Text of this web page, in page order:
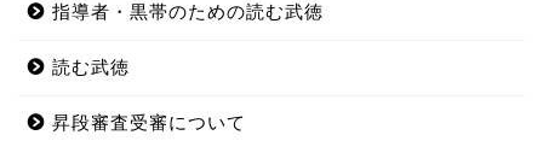
指導者・黒帯のための読む武徳
読む武徳
昇段審査受審について